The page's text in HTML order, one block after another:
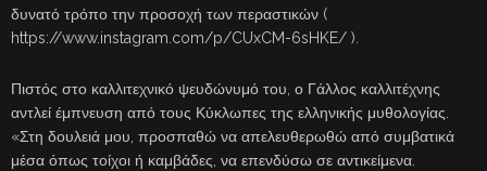
δυνατό τρόπο την προσοχή των περαστικών (
https://www.instagram.com/p/CUxCM-6sHKE/ ).
Πιστός στο καλλιτεχνικό ψευδώνυμό του, ο Γάλλος καλλιτέχνης
αντλεί έμπνευση από τους Κύκλωπες της ελληνικής μυθολογίας.
«Στη δουλειά μου, προσπαθώ να απελευθερωθώ από συμβατικά
μέσα όπως τοίχοι ή καμβάδες, να επενδύσω σε αντικείμενα.